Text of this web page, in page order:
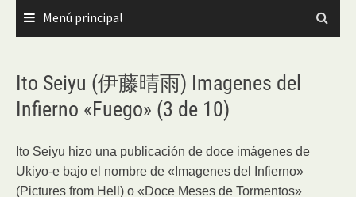
Menú principal
Ito Seiyu (伊藤晴雨) Imagenes del
Infierno «Fuego» (3 de 10)
Ito Seiyu hizo una publicación de doce imágenes de
Ukiyo-e bajo el nombre de «Imagenes del Infierno»
(Pictures from Hell) o «Doce Meses de Tormentos»